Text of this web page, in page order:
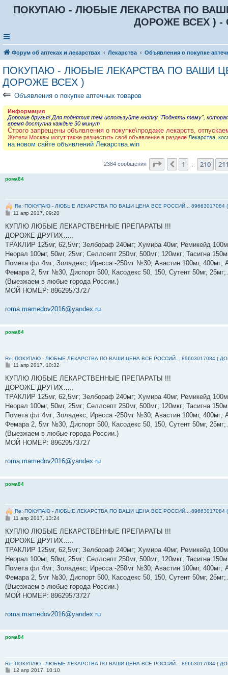
ПОКУПАЮ - ЛЮБЫЕ ЛЕКАРСТВА ПО ВАШИ
ДОРОЖЕ ВСЕХ ) -
Форум об аптеках и лекарствах Лекарства Объявления о покупке
ПОКУПАЮ - ЛЮБЫЕ ЛЕКАРСТВА ПО ВАШИ
ДОРОЖЕ ВСЕХ )
⇐ Объявления о покупке аптечных товаров
Информация
Дорогие друзья! Для поднятия тем используйте кнопку "Поднять тему",
время доступна каждые 30 минут
Строго запрещены объявления о покупке\продаже лекарств,
Жители Москвы могут также разместить своё объявление в разделе Лекарства,
на новом сайте объявлений Лекарства.win
2384 сообщения Страница 212из
Пред.
1 210
рома84
Re: ПОКУПАЮ - ЛЮБЫЕ ЛЕКАРСТВА ПО ВАШИ ЦЕНА ВСЕ РОССИЙ... 89663017084
С
о
щ
е
и
е
11 апр 2017, 09:20
КУПЛЮ ЛЮБЫЕ ЛЕКАРСТВЕННЫЕ ПРЕПАРАТЫ !!!
ДОРОЖЕ ДРУГИХ…..
ТРАКЛИР 125мг, 62,5мг; Зелбораф 240мг; Хумира 40мг, Ремикейд
Неорал 100мг, 50мг, 25мг; Селлсепт 250мг, 500мг; 120мкг; Тасигна
Помета фл 4мг; Золадекс; Иресса -250мг №30; Авастин 100мг, 400мг;
Фемара 2, 5мг №30, Диспорт 500, Касодекс 50, 150, Сутент 50мг,
(Выезжаем в любые города России.)
МОЙ НОМЕР: ‪89629573727‬
roma.mamedov2016@yandex.ru
рома84
Re: ПОКУПАЮ - ЛЮБЫЕ ЛЕКАРСТВА ПО ВАШИ ЦЕНА ВСЕ РОССИЙ... 89663017084 (
С
о
щ
е
и
е
11 апр 2017, 10:32
КУПЛЮ ЛЮБЫЕ ЛЕКАРСТВЕННЫЕ ПРЕПАРАТЫ !!!
ДОРОЖЕ ДРУГИХ…..
ТРАКЛИР 125мг, 62,5мг; Зелбораф 240мг; Хумира 40мг, Ремикейд
Неорал 100мг, 50мг, 25мг; Селлсепт 250мг, 500мг; 120мкг; Тасигна
Помета фл 4мг; Золадекс; Иресса -250мг №30; Авастин 100мг, 400мг;
Фемара 2, 5мг №30, Диспорт 500, Касодекс 50, 150, Сутент 50мг,
(Выезжаем в любые города России.)
МОЙ НОМЕР: ‪89629573727‬
roma.mamedov2016@yandex.ru
рома84
Re: ПОКУПАЮ - ЛЮБЫЕ ЛЕКАРСТВА ПО ВАШИ ЦЕНА ВСЕ РОССИЙ... 89663017084
С
о
щ
е
и
е
11 апр 2017, 13:24
КУПЛЮ ЛЮБЫЕ ЛЕКАРСТВЕННЫЕ ПРЕПАРАТЫ !!!
ДОРОЖЕ ДРУГИХ…..
ТРАКЛИР 125мг, 62,5мг; Зелбораф 240мг; Хумира 40мг, Ремикейд
Неорал 100мг, 50мг, 25мг; Селлсепт 250мг, 500мг; 120мкг; Тасигна
Помета фл 4мг; Золадекс; Иресса -250мг №30; Авастин 100мг, 400мг;
Фемара 2, 5мг №30, Диспорт 500, Касодекс 50, 150, Сутент 50мг,
(Выезжаем в любые города России.)
МОЙ НОМЕР: ‪89629573727‬
roma.mamedov2016@yandex.ru
рома84
Re: ПОКУПАЮ - ЛЮБЫЕ ЛЕКАРСТВА ПО ВАШИ ЦЕНА ВСЕ РОССИЙ... 89663017084 (
С12 апр 2017, 10:10